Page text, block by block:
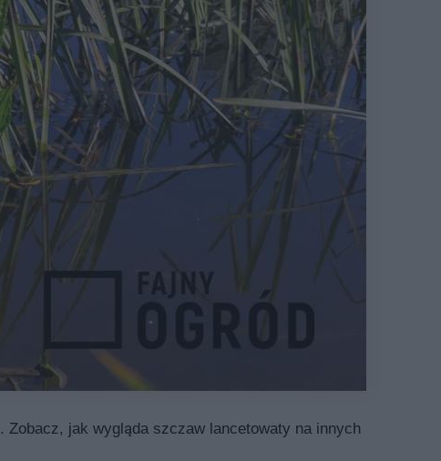
. Zobacz, jak wygląda szczaw lancetowaty na innych